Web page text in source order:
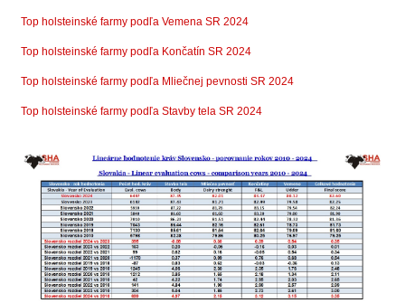
Top holsteinské farmy podľa Vemena SR 2024
Top holsteinské farmy podľa Končatín SR 2024
Top holsteinské farmy podľa Mliečnej pevnosti SR 2024
Top holsteinské farmy podľa Stavby tela SR 2024